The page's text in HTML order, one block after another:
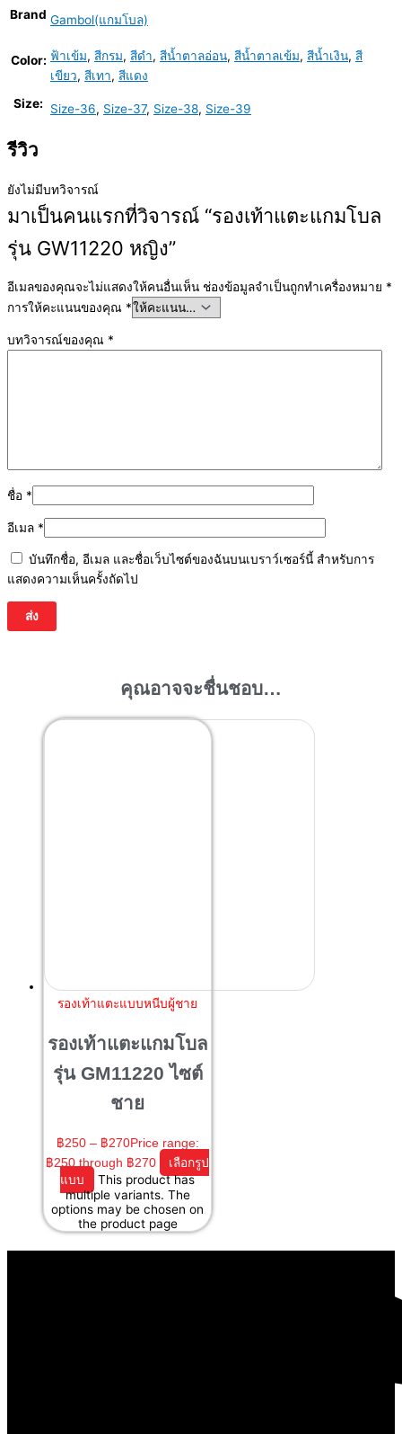
Brand Gambol(แกมโบล)
Color: ฟ้าเข้ม, สีกรม, สีดำ, สีน้ำตาลอ่อน, สีน้ำตาลเข้ม, สีน้ำเงิน, สี
เขียว, สีเทา, สีแดง
Size:
Size-36, Size-37, Size-38, Size-39
รีวิว
ยังไม่มีบทวิจารณ์
มาเป็นคนแรกที่วิจารณ์ “รองเท้าแตะแกมโบล
รุ่น GW11220 หญิง”
อีเมลของคุณจะไม่แสดงให้คนอื่นเห็น ช่องข้อมูลจำเป็นถูกทำเครื่องหมาย *
การให้คะแนนของคุณ *
บทวิจารณ์ของคุณ *
ชื่อ *
อีเมล *
บันทึกชื่อ, อีเมล และชื่อเว็บไซต์ของฉันบนเบราว์เซอร์นี้ สำหรับการ
แสดงความเห็นครั้งถัดไป
คุณอาจจะชื่นชอบ…
รองเท้าแตะแบบหนีบผู้ชาย
รองเท้าแตะแกมโบล
รุ่น GM11220 ไซต์
ชาย
฿250 – ฿270Price range:
฿250 through ฿270
เลือกรูป
แบบ
This product has
multiple variants. The
options may be chosen on
the product page